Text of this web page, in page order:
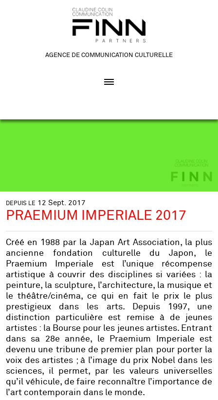
AGENCE DE COMMUNICATION CULTURELLE
DEPUIS LE 12 Sept. 2017
PRAEMIUM IMPERIALE 2017
Créé en 1988 par la Japan Art Association, la plus
ancienne fondation culturelle du Japon, le
Praemium Imperiale est l’unique récompense
artistique à couvrir des disciplines si variées : la
peinture, la sculpture, l’architecture, la musique et
le théâtre/cinéma, ce qui en fait le prix le plus
prestigieux dans les arts. Depuis 1997, une
distinction particulière est remise à de jeunes
artistes : la Bourse pour les jeunes artistes. Entrant
dans sa 28e année, le Praemium Imperiale est
devenu une tribune de premier plan pour porter la
voix des artistes ; à l’image du prix Nobel dans les
sciences, il permet, par les valeurs universelles
qu’il véhicule, de faire reconnaître l’importance de
l’art contemporain dans le monde.